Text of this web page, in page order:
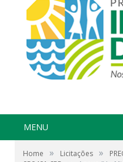
MENU
Home » Licitações »